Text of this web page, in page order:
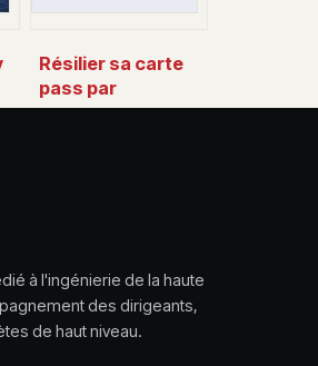
Résilier sa carte
pass par
téléphone : le
à l'ingénierie de la haute
des dirigeants,
de haut niveau.